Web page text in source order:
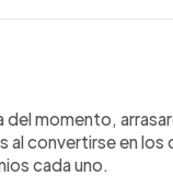
artículo
del momento,
al convertirse en
cada uno.